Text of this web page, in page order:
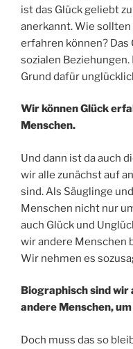
ist das Glück geliebt
anerkannt. Wie
erfahren können? Das
sozialen
Grund dafür
Wir können Glück
Menschen.
Und dann ist da auch
wir alle zunächst auf
sind. Als Säuglinge
Menschen nicht nur
auch Glück und
wir andere Menschen
Wir nehmen es
Biographisch sind wir
andere Menschen,
Doch muss das so